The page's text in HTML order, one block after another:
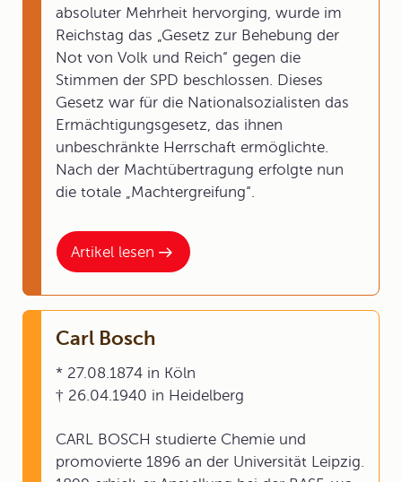
Artikel lesen
absoluter Mehrheit hervorging, wurde im
Reichstag das „Gesetz zur Behebung der
Not von Volk und Reich“ gegen die
Stimmen der SPD beschlossen. Dieses
Gesetz war für die Nationalsozialisten das
Ermächtigungsgesetz, das ihnen
unbeschränkte Herrschaft ermöglichte.
Nach der Machtübertragung erfolgte nun
die totale „Machtergreifung“.
Carl Bosch
* 27.08.1874 in Köln
† 26.04.1940 in Heidelberg
CARL BOSCH studierte Chemie und
promovierte 1896 an der Universität Leipzig.